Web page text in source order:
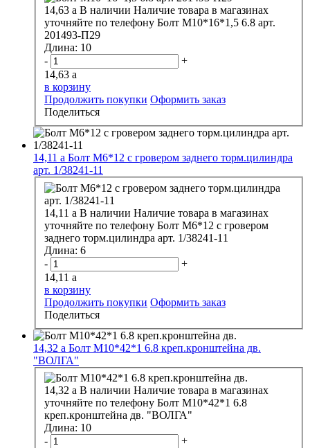
14,63 a В наличии Наличие товара в магазинах
уточняйте по телефону Болт М10*16*1,5 6.8 арт.
201493-П29
Длина: 10
-
+
14,63 a
в корзину
Продолжить покупки Оформить заказ
Поделиться
14,11 a Болт М6*12 с гровером заднего торм.цилиндра
арт. 1/38241-11
14,11 a В наличии Наличие товара в магазинах
уточняйте по телефону Болт М6*12 с гровером
заднего торм.цилиндра арт. 1/38241-11
Длина: 6
-
+
14,11 a
в корзину
Продолжить покупки Оформить заказ
Поделиться
14,32 a Болт М10*42*1 6.8 креп.кронштейна дв.
"ВОЛГА"
14,32 a В наличии Наличие товара в магазинах
уточняйте по телефону Болт М10*42*1 6.8
креп.кронштейна дв. "ВОЛГА"
Длина: 10
-
+